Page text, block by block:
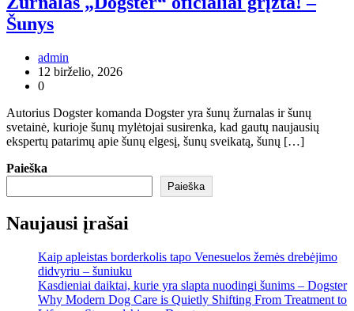
Šunys
admin
12 birželio, 2026
0
Autorius Dogster komanda Dogster yra šunų žurnalas ir šunų
svetainė, kurioje šunų mylėtojai susirenka, kad gautų naujausių
ekspertų patarimų apie šunų elgesį, šunų sveikatą, šunų […]
Paieška
Paieška
Naujausi įrašai
Kaip apleistas borderkolis tapo Venesuelos žemės drebėjimo
didvyriu – šuniuku
Kasdieniai daiktai, kurie yra slapta nuodingi šunims – Dogster
Why Modern Dog Care is Quietly Shifting From Treatment to